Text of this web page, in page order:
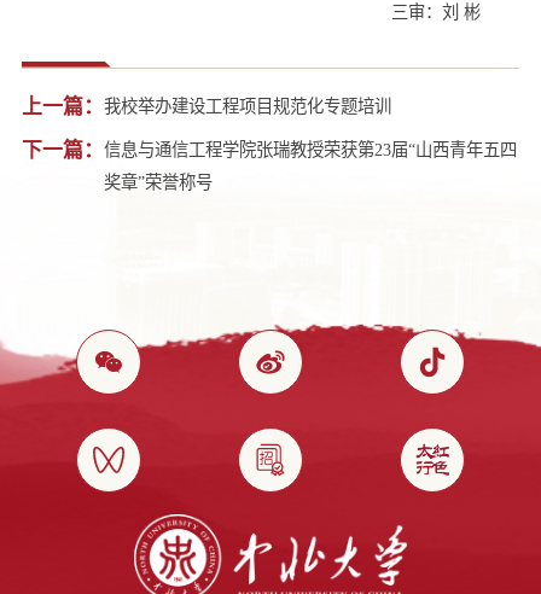
三审：刘 彬
上一篇： 我校举办建设工程项目规范化专题培训
下一篇： 信息与通信工程学院张瑞教授荣获第23届“山西青年五四
奖章”荣誉称号